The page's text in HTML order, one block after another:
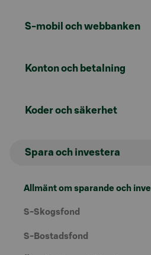
S-mobil och webbanken
Konton och betalning
Koder och säkerhet
Spara och investera
Allmänt om sparande och
S-Skogsfond
S-Bostadsfond